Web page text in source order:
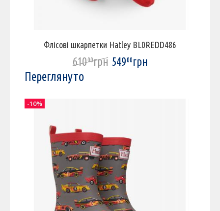
Флісові шкарпетки Hatley BL0REDD486
61000грн 54900грн
Переглянуто
-10%